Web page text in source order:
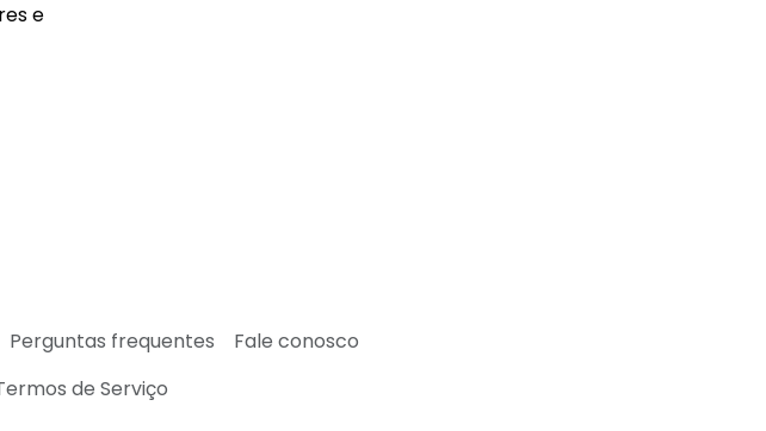
e
Perguntas frequentes
Fale conosco
de Serviço